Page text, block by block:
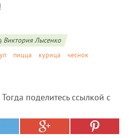
Виктория Лысенко
пицца курица
чеснок
поделитесь ссылкой с